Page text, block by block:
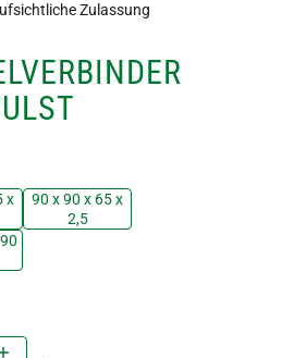
Zulassung
x
90 x 90 x 65 x
2,5